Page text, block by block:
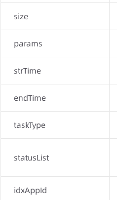
size
params
strTime
endTime
taskType
statusList
idxAppId